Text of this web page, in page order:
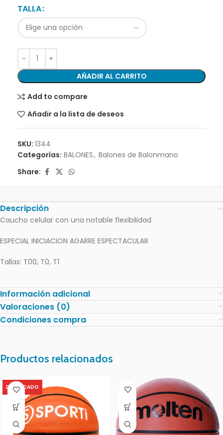
TALLA
AÑADIR AL CARRITO
Add to compare
Añadir a la lista de deseos
SKU: 1344
Categorías: BALONES, Balones de Balonmano
Share:
Descripción
Caucho celular con una notable flexibilidad.
ESPECIAL INICIACION AGARRE ESPECTACULAR
Tallas: T00, T0, T1
Información adicional
Valoraciones (0)
Condiciones compra
Productos relacionados
DESTACADO